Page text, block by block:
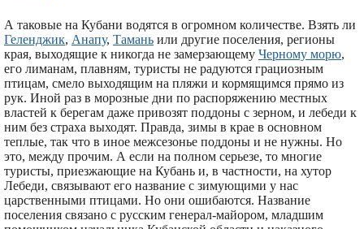
А таковые на Кубани водятся в огромном количестве. Взять ли
Геленджик, Анапу, Тамань или другие поселения, регионы
края, выходящие к никогда не замерзающему Черному морю,
его лиманам, плавням, туристы не радуются грациозным
птицам, смело выходящим на пляжи и кормящимся прямо из
рук. Иной раз в морозные дни по распоряжению местных
властей к берегам даже привозят поддоны с зерном, и лебеди к
ним без страха выходят. Правда, зимы в крае в основном
теплые, так что в иное межсезонье поддоны и не нужны. Но
это, между прочим. А если на полном серьезе, то многие
туристы, приезжающие на Кубань и, в частности, на хутор
Лебеди, связывают его название с зимующими у нас
царственными птицами. Но они ошибаются. Название
поселения связано с русским генерал-майором, младшим